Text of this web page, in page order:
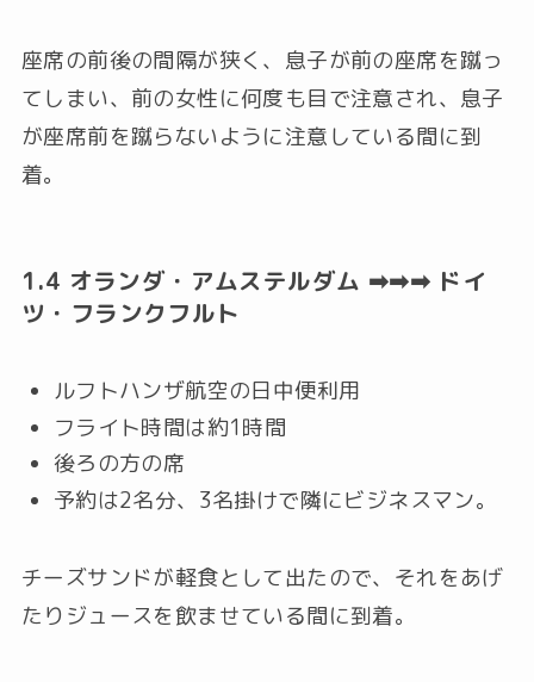
座席の前後の間隔が狭く、息子が前の座席を蹴っ
てしまい、前の女性に何度も目で注意され、息子
が座席前を蹴らないように注意している間に到
着。
1.4 オランダ・アムステルダム ➡➡➡ ドイ
ツ・フランクフルト
ルフトハンザ航空の日中便利用
フライト時間は約1時間
後ろの方の席
予約は2名分、3名掛けで隣にビジネスマン。
チーズサンドが軽食として出たので、それをあげ
たりジュースを飲ませている間に到着。